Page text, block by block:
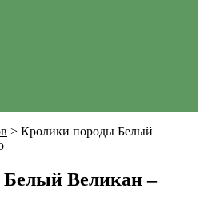
> Кролики породы Белый
Великан –